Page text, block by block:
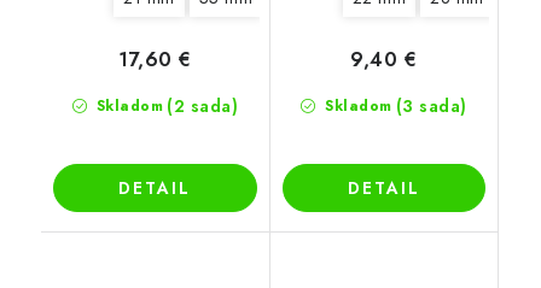
Skladom (2 sada)
17,60 €
DETAIL
Skladom (3 sada)
9,40 €
DETAIL